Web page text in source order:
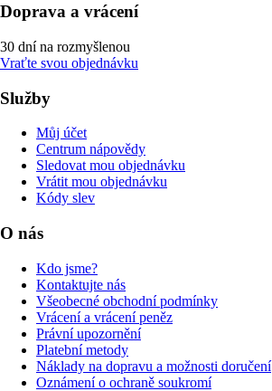
Doprava a vrácení
30 dní na rozmyšlenou
Vraťte svou objednávku
Služby
Můj účet
Centrum nápovědy
Sledovat mou objednávku
Vrátit mou objednávku
Kódy slev
O nás
Kdo jsme?
Kontaktujte nás
Všeobecné obchodní podmínky
Vrácení a vrácení peněz
Právní upozornění
Platební metody
Náklady na dopravu a možnosti doručení
Oznámení o ochraně soukromí